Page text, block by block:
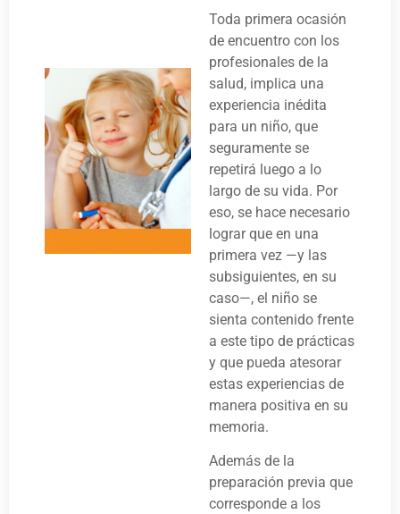
Toda primera ocasión
de encuentro con los
profesionales de la
salud, implica una
experiencia inédita
para un niño, que
seguramente se
repetirá luego a lo
largo de su vida. Por
eso, se hace necesario
lograr que en una
primera vez —y las
subsiguientes, en su
caso—, el niño se
sienta contenido frente
a este tipo de prácticas
y que pueda atesorar
estas experiencias de
manera positiva en su
memoria.
Además de la
preparación previa que
corresponde a los